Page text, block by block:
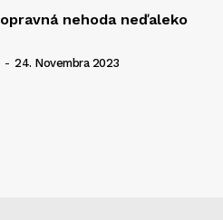
nehoda neďaleko
- 24. Novembra 2023